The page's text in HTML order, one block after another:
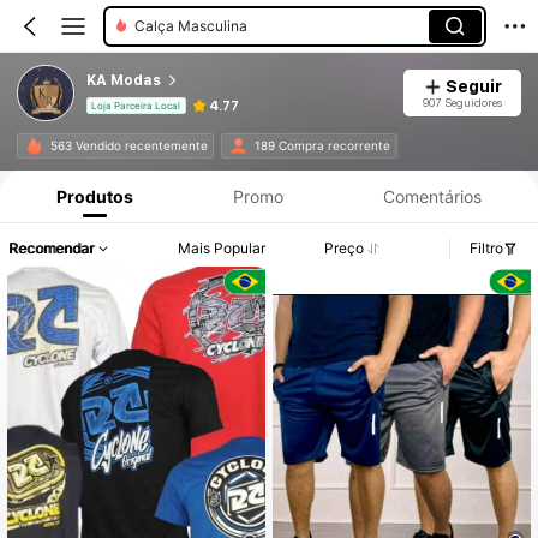
Calça Masculina
KA Modas
Loja Parceira Local 4.77
Seguir
907 Seguidores
563 Vendido recentemente 189 Compra recorrente
Produtos Promo Comentários
Recomendar Mais Popular Preço Filtro